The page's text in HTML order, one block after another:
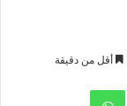
أقل من دقيقة
واتساب